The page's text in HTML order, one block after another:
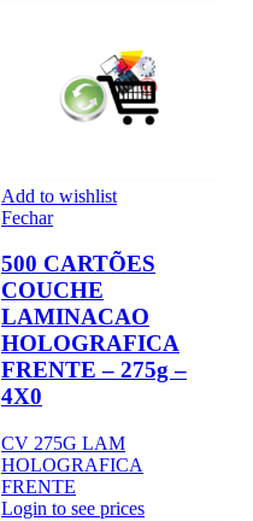
Add to wishlist
Fechar
500 CARTÕES
COUCHE
LAMINACAO
HOLOGRAFICA
FRENTE – 275g –
4X0
CV 275G LAM
HOLOGRAFICA
FRENTE
Login to see prices